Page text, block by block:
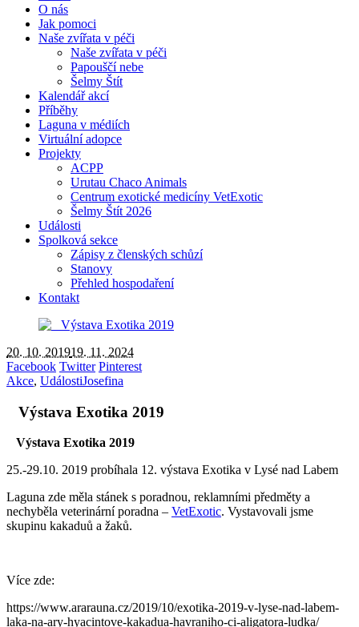
O nás
Jak pomoci
Naše zvířata v péči
Naše zvířata v péči
Papouščí nebe
Šelmy Štít
Kalendář akcí
Příběhy
Laguna v médiích
Virtuální adopce
Projekty
ACPP
Urutau Chaco Animals
Centrum exotické medicíny VetExotic
Šelmy Štít 2026
Události
Spolková sekce
Zápisy z členských schůzí
Stanovy
Přehled hospodaření
Kontakt
20. 10. 201919. 11. 2024
Facebook Twitter Pinterest
Akce, UdálostiJosefina
Výstava Exotika 2019
Výstava Exotika 2019
25.-29.10. 2019 probíhala 12. výstava Exotika v Lysé nad Labem
Laguna zde měla stánek s poradnou, reklamními předměty a
nechyběla veterinární poradna – VetExotic. Vystavovali jsme
skupinu kakaduů a žaků.
Více zde:
https://www.ararauna.cz/2019/10/exotika-2019-v-lyse-nad-labem-
laka-na-ary-hyacintove-kakadua-havraniho-ci-aligatora-ludka/